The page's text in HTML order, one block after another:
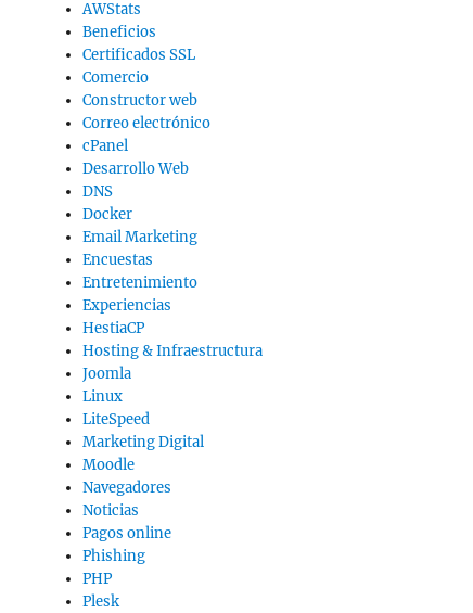
AWStats
Beneficios
Certificados SSL
Comercio
Constructor web
Correo electrónico
cPanel
Desarrollo Web
DNS
Docker
Email Marketing
Encuestas
Entretenimiento
Experiencias
HestiaCP
Hosting & Infraestructura
Joomla
Linux
LiteSpeed
Marketing Digital
Moodle
Navegadores
Noticias
Pagos online
Phishing
PHP
Plesk